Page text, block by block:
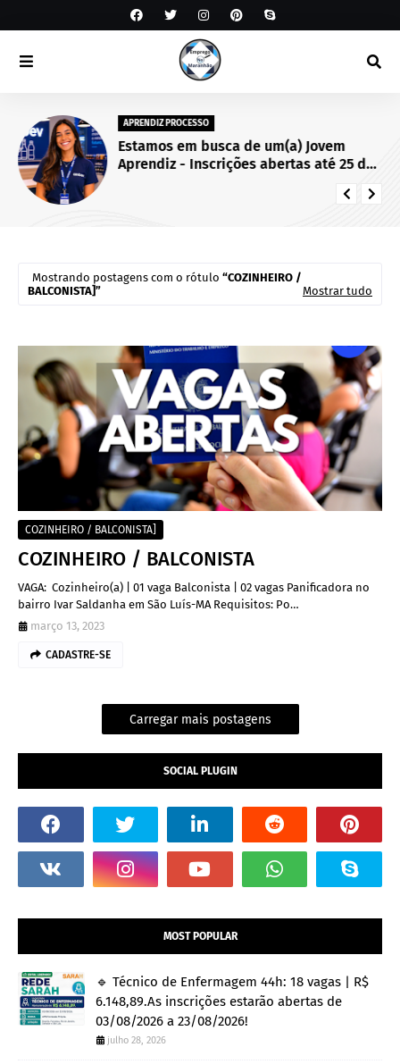
APRENDIZ PROCESSO
Estamos em busca de um(a) Jovem
Aprendiz - Inscrições abertas até 25 de
Mostrando postagens com o rótulo
COZINHEIRO /
BALCONISTA]
Mostrar tudo
COZINHEIRO / BALCONISTA]
COZINHEIRO / BALCONISTA
VAGA: Cozinheiro(a) | 01 vaga Balconista | 02 vagas Panificadora no
bairro Ivar Saldanha em São Luís-MA Requisitos: Po…
março 13, 2023
CADASTRE-SE
Carregar mais postagens
SOCIAL PLUGIN
MOST POPULAR
🔹 Técnico de Enfermagem 44h: 18 vagas | R$
6.148,89.As inscrições estarão abertas de
03/08/2026 a 23/08/2026!
julho 28, 2026